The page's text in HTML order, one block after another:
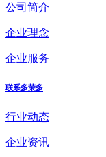
公司简介
企业理念
企业服务
联系多荣多
行业动态
企业资讯